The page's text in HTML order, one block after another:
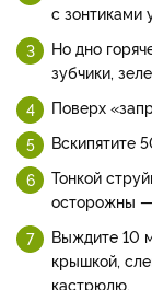
с зонтиками
Но дно
зубчики,
Поверх
Вскипятите
Тонкой
осторожны
Выждите 10
крышкой,
кастрюлю.